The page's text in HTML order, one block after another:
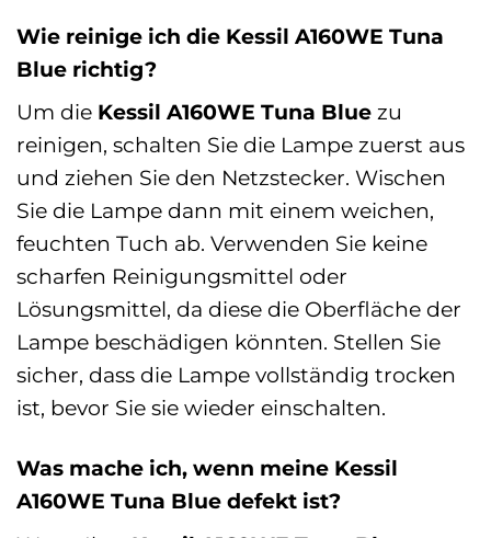
Wie reinige ich die Kessil A160WE Tuna
Blue richtig?
Um die Kessil A160WE Tuna Blue zu
reinigen, schalten Sie die Lampe zuerst aus
und ziehen Sie den Netzstecker. Wischen
Sie die Lampe dann mit einem weichen,
feuchten Tuch ab. Verwenden Sie keine
scharfen Reinigungsmittel oder
Lösungsmittel, da diese die Oberfläche der
Lampe beschädigen könnten. Stellen Sie
sicher, dass die Lampe vollständig trocken
ist, bevor Sie sie wieder einschalten.
Was mache ich, wenn meine Kessil
A160WE Tuna Blue defekt ist?